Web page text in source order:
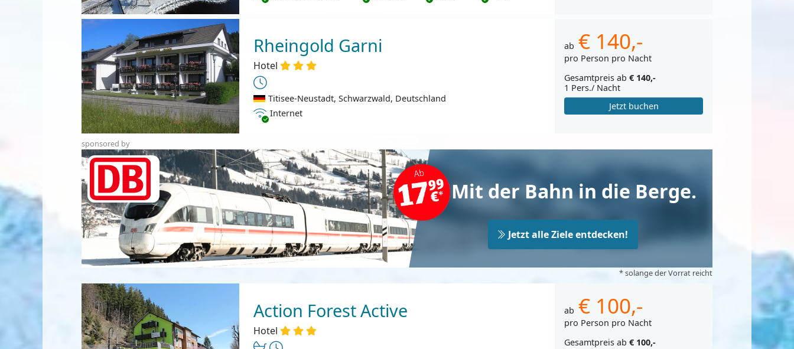
Rheingold Garni
Hotel
Titisee-Neustadt, Schwarzwald, Deutschland
InternetInternet
ab € 140,-
pro Person pro Nacht
Gesamtpreis ab € 140,-
1 Pers./ Nacht
Jetzt buchen
sponsored by
Mit der Bahn in die Berge.
Jetzt alle Ziele entdecken!
* solange der Vorrat reicht
Action Forest Active
Hotel
ab € 100,-
pro Person pro Nacht
Gesamtpreis ab € 100,-